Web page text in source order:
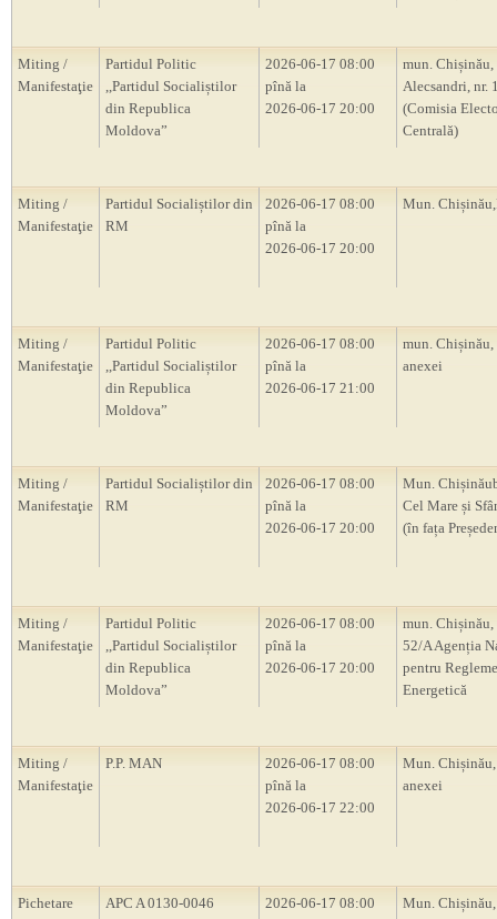
Miting /
Manifestaţie
Partidul Politic
,,Partidul Socialiștilor
din Republica
Moldova”
2026-06-17 08:00
pînă la
2026-06-17 20:00
mun. Chișinău,
Alecsandri, nr.
(Comisia
Centrală)
Miting /
Manifestaţie
Partidul Socialiștilor din
RM
2026-06-17 08:00
pînă la
2026-06-17 20:00
Mun.
Miting /
Manifestaţie
Partidul Politic
,,Partidul Socialiștilor
din Republica
Moldova”
2026-06-17 08:00
pînă la
2026-06-17 21:00
mun.
anexei
Miting /
Manifestaţie
Partidul Socialiștilor din
RM
2026-06-17 08:00
pînă la
2026-06-17 20:00
Mun.
Cel Mare și
(în fața
Miting /
Manifestaţie
Partidul Politic
,,Partidul Socialiștilor
din Republica
Moldova”
2026-06-17 08:00
pînă la
2026-06-17 20:00
mun. Chișinău,
52/A Agenția
pentru
Energetică
Miting /
Manifestaţie
P.P. MAN
2026-06-17 08:00
pînă la
2026-06-17 22:00
Mun.
anexei
Pichetare APC A 0130-0046
2026-06-17 08:00
Mun. Chișinău,